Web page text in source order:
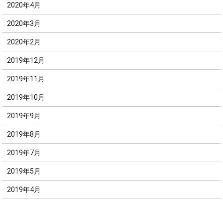
2020年4月
2020年3月
2020年2月
2019年12月
2019年11月
2019年10月
2019年9月
2019年8月
2019年7月
2019年5月
2019年4月